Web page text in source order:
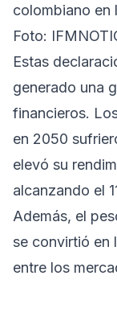
colombiano en
Foto:
Estas
generado una
financieros.
en 2050
elevó su
alcanzando el
Además, el
se convirtió en
entre los